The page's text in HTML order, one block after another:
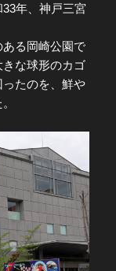
年、神戸三宮
る岡崎公園で
な球形のカゴ
たのを、鮮や